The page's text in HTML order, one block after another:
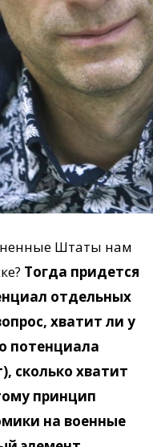
Штаты нам
Тогда придется
отдельных
хватит ли у
потенциала
сколько хватит
принцип
на военные